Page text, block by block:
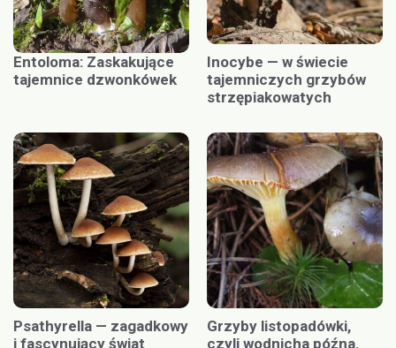
Entoloma: Zaskakujące
tajemnice dzwonkówek
Inocybe — w świecie
tajemniczych grzybów
strzępiakowatych
Psathyrella — zagadkowy
i fascynujący świat
Grzyby listopadówki,
czyli wodnicha późna.